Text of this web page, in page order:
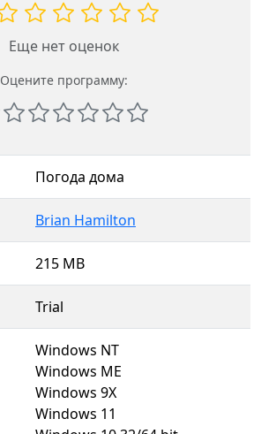
Еще нет оценок
Оцените программу:
Погода дома
Brian Hamilton
215 MB
Trial
Windows NT
Windows ME
Windows 9X
Windows 11